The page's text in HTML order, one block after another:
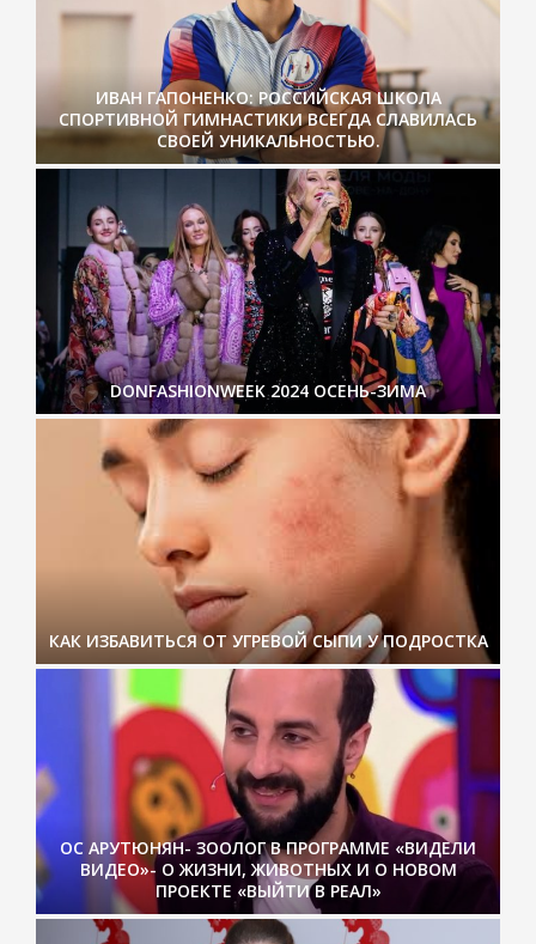
ИВАН ГАПОНЕНКО: РОССИЙСКАЯ ШКОЛА
СПОРТИВНОЙ ГИМНАСТИКИ ВСЕГДА СЛАВИЛАСЬ
СВОЕЙ УНИКАЛЬНОСТЬЮ.
DONFASHIONWEEK 2024 ОСЕНЬ-ЗИМА
КАК ИЗБАВИТЬСЯ ОТ УГРЕВОЙ СЫПИ У ПОДРОСТКА
ОС АРУТЮНЯН- ЗООЛОГ В ПРОГРАММЕ «ВИДЕЛИ
ВИДЕО»- О ЖИЗНИ, ЖИВОТНЫХ И О НОВОМ
ПРОЕКТЕ «ВЫЙТИ В РЕАЛ»